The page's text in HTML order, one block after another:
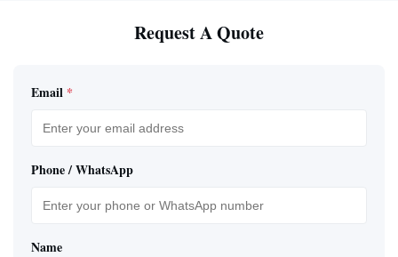
Request A Quote
Email *
Phone / WhatsApp
Name